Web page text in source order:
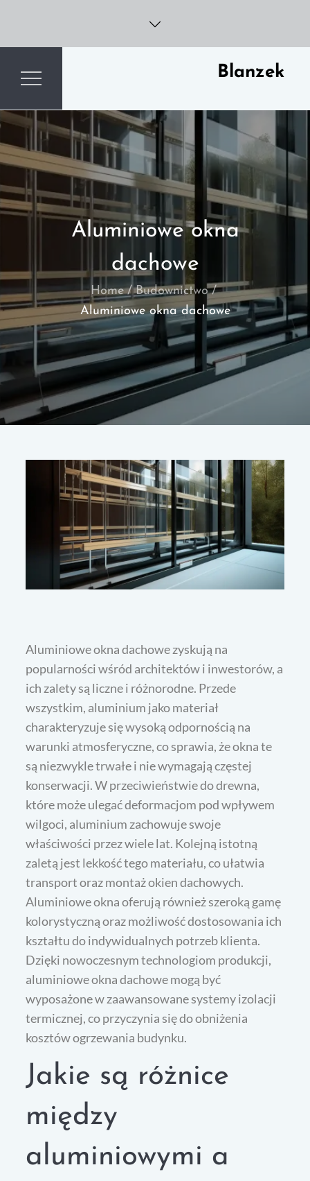
content
Blanzek
Aluminiowe okna
dachowe
Home
Budownictwo
Aluminiowe okna dachowe
Aluminiowe okna dachowe zyskują na
popularności wśród architektów i inwestorów, a
ich zalety są liczne i różnorodne. Przede
wszystkim, aluminium jako materiał
charakteryzuje się wysoką odpornością na
warunki atmosferyczne, co sprawia, że okna te
są niezwykle trwałe i nie wymagają częstej
konserwacji. W przeciwieństwie do drewna,
które może ulegać deformacjom pod wpływem
wilgoci, aluminium zachowuje swoje
właściwości przez wiele lat. Kolejną istotną
zaletą jest lekkość tego materiału, co ułatwia
transport oraz montaż okien dachowych.
Aluminiowe okna oferują również szeroką gamę
kolorystyczną oraz możliwość dostosowania ich
kształtu do indywidualnych potrzeb klienta.
Dzięki nowoczesnym technologiom produkcji,
aluminiowe okna dachowe mogą być
wyposażone w zaawansowane systemy izolacji
termicznej, co przyczynia się do obniżenia
kosztów ogrzewania budynku.
Jakie są różnice
między
aluminiowymi a